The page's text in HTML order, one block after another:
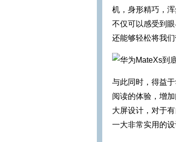
机，身形精巧，
不仅可以感受到
还能够轻松将我
与此同时，得益
阅读的体验，增
大屏设计，对于
一大非常实用的设